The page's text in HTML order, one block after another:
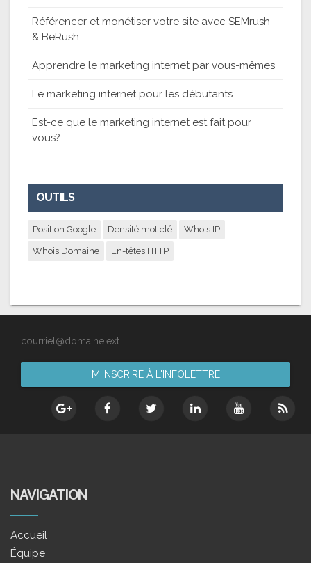
Référencer et monétiser votre site avec SEMrush
& BeRush
Apprendre le marketing internet par vous-mêmes
Le marketing internet pour les débutants
Est-ce que le marketing internet est fait pour
vous?
OUTILS
Position Google Densité mot clé Whois IP
Whois Domaine En-têtes HTTP
courriel@domaine.ext
NAVIGATION
Accueil
Équipe